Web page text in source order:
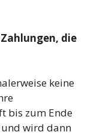
die
keine
bis zum Ende
wird dann